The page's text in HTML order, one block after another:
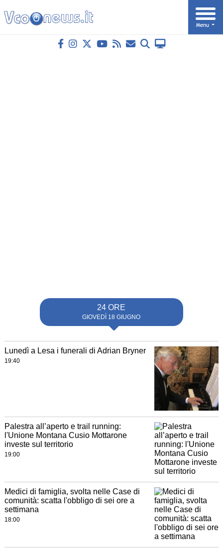
24 ORE
GIOVEDÌ 18 GIUGNO
Lunedì a Lesa i funerali di Adrian Bryner
19:40
Palestra all’aperto e trail running:
l'Unione Montana Cusio Mottarone
investe sul territorio
19:00
Medici di famiglia, svolta nelle Case di
comunità: scatta l'obbligo di sei ore a
settimana
18:00